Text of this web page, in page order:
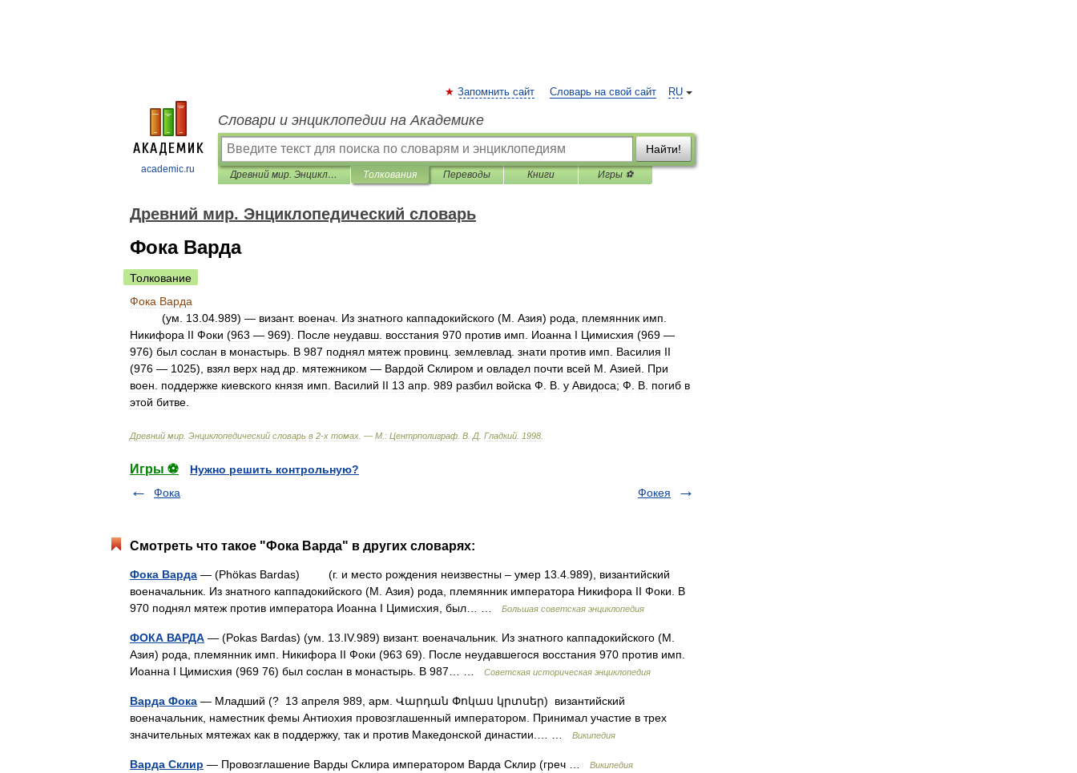
academic.ru
RU
Запомнить сайт Словарь на свой сайт
Словари и энциклопедии на Академике
Найти!
Древний мир. Энциклопедический словарь Толкования Переводы Книги Игры ⚽
Древний мир. Энциклопедический словарь
Фока Варда
Толкование
Фока Варда
(ум 13 04 989) — визант. военач Из знатного каппадокийского (М Азия) рода племянник имп
Никифора II Фоки (963 — 969). После неудавш восстания 970 против имп Иоанна I Цимисхия (969 —
976) был сослан в монастырь В 987 поднял мятеж провинц землевлад знати против имп Василия II
(976 — 1025), взял верх над др мятежником — Вардой Склиром и овладел почти всей М Азией
При
воен
поддержке киевского князя имп Василий II 13 апр 989 разбил войска Ф В у Авидоса; Ф В погиб в
этой битве
Древний мир Энциклопедический словарь в 2-х томах . — М : Центрполиграф В Д Гладкий 1998
Игры ⚽
Нужно решить контрольную?
Фока
Фокея
Смотреть что такое "Фока Варда" в других словарях:
Фока Варда — (Phökas Bardas) (г. и место рождения неизвестны – умер 13.4.989), византийский
военачальник. Из знатного каппадокийского (М. Азия) рода, племянник императора Никифора II Фоки. В
970 поднял мятеж против императора Иоанна I Цимисхия, был… …
Большая советская энциклопедия
ФОКА ВАРДА — (Pokas Bardas) (ум. 13.IV.989) визант. военачальник. Из знатного каппадокийского (М.
Азия) рода, племянник имп. Никифора II Фоки (963 69). После неудавшегося восстания 970 против имп.
Иоанна I Цимисхия (969 76) был сослан в монастырь. В 987… …
Советская историческая энциклопедия
Варда Фока — Младший (? 13 апреля 989, арм. Վարդան Փոկաս կրտսեր) византийский
военачальник, наместник фемы Антиохия провозглашенный императором. Принимал участие в трех
значительных мятежах как в поддержку, так и против Македонской династии.… …
Википедия
Варда Склир — Провозглашение Варды Склира императором Варда Склир (греч … Википедия